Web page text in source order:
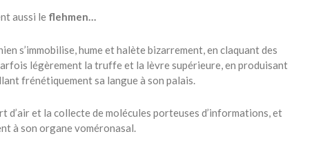
aussi le flehmen…
s’immobilise, hume et halète bizarrement, en claquant des
légèrement la truffe et la lèvre supérieure, en produisant
frénétiquement sa langue à son palais.
d’air et la collecte de molécules porteuses d’informations, et
à son organe voméronasal.